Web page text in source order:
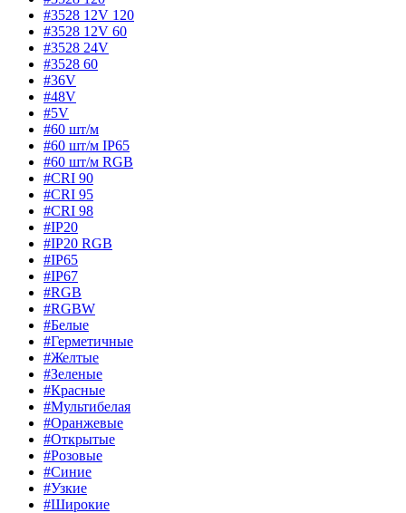
#3528 12V 120
#3528 12V 60
#3528 24V
#3528 60
#36V
#48V
#5V
#60 шт/м
#60 шт/м IP65
#60 шт/м RGB
#CRI 90
#CRI 95
#CRI 98
#IP20
#IP20 RGB
#IP65
#IP67
#RGB
#RGBW
#Белые
#Герметичные
#Желтые
#Зеленые
#Красные
#Мультибелая
#Оранжевые
#Открытые
#Розовые
#Синие
#Узкие
#Широкие